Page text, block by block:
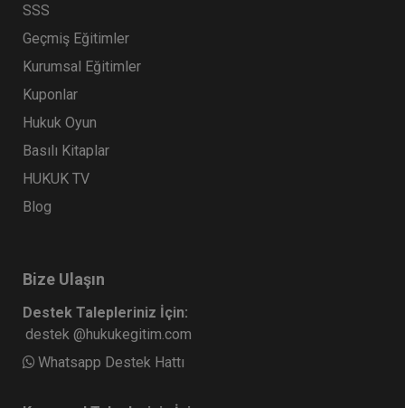
SSS
Geçmiş Eğitimler
Kurumsal Eğitimler
Kuponlar
Hukuk Oyun
Basılı Kitaplar
HUKUK TV
Blog
Bize Ulaşın
Destek Talepleriniz İçin:
destek @hukukegitim.com
Whatsapp Destek Hattı